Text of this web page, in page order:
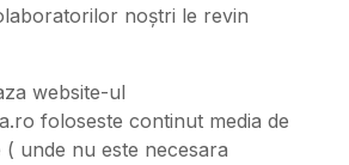
noștri le revin
website-ul
foloseste continut media de
unde nu este necesara